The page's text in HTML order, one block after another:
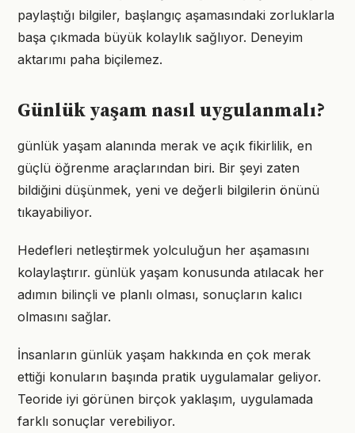
paylaştığı bilgiler, başlangıç aşamasındaki zorluklarla
başa çıkmada büyük kolaylık sağlıyor. Deneyim
aktarımı paha biçilemez.
Günlük yaşam nasıl uygulanmalı?
günlük yaşam alanında merak ve açık fikirlilik, en
güçlü öğrenme araçlarından biri. Bir şeyi zaten
bildiğini düşünmek, yeni ve değerli bilgilerin önünü
tıkayabiliyor.
Hedefleri netleştirmek yolculuğun her aşamasını
kolaylaştırır. günlük yaşam konusunda atılacak her
adımın bilinçli ve planlı olması, sonuçların kalıcı
olmasını sağlar.
İnsanların günlük yaşam hakkında en çok merak
ettiği konuların başında pratik uygulamalar geliyor.
Teoride iyi görünen birçok yaklaşım, uygulamada
farklı sonuçlar verebiliyor.